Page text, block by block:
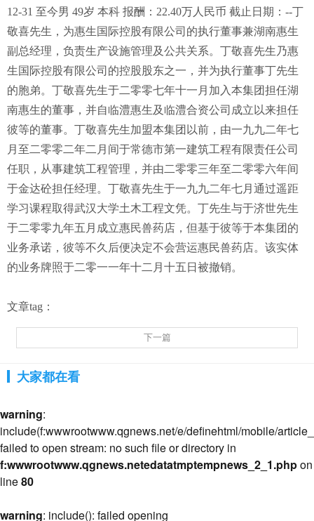
12-31 至今男 49岁 本科 报酬：22.40万人民币 截止日期：--丁
敬喜先生，为惠生国际控股有限公司的执行董事兼湖南惠生
副总经理，负责生产设施管理及公共关系。丁敬喜先生乃惠
生国际控股有限公司的控股股东之一，并为执行董事丁先生
的胞弟。丁敬喜先生于二零零七年十一月加入本集团担任湖
南惠生的董事，并自临澧惠生及临澧合资公司成立以来担任
彼等的董事。丁敬喜先生加盟本集团以前，由一九九二年七
月至二零零二年二月间于常德市第一建筑工程有限责任公司
任职，从事建筑工程管理，并由二零零三年至二零零六年间
于金达砼担任经理。丁敬喜先生于一九九二年七月通过遥距
学习课程取得武汉大学土木工程文凭。丁先生与于济世先生
于二零零九年五月成立惠民兽药店，但基于彼等于本集团的
业务承诺，彼等不久后便决定不会营运惠民兽药店。该实体
的业务牌照于二零一一年十二月十五日被撤销。
文章tag：
下一篇
大家都在看
warning:
include(f:wwwrootwww.qgnews.net/e/definehtml/mobile/
failed to open stream: no such file or directory in
f:wwwrootwww.qgnews.netedatatmptempnews_2_1.phpon
line80
warning: include(): failed opening